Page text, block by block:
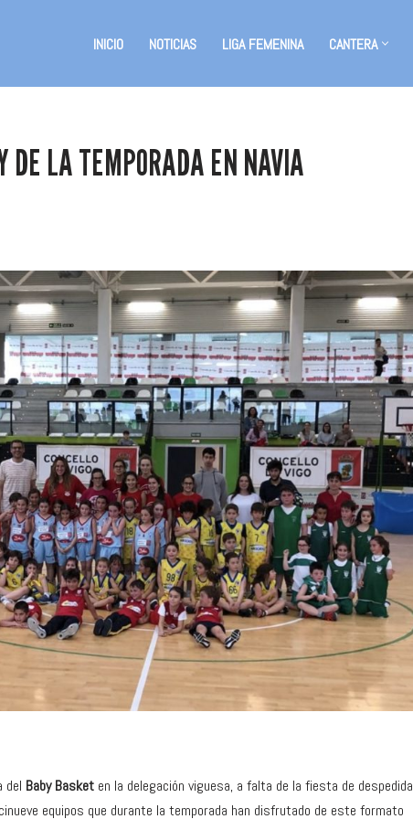
INICIO NOTICIAS LIGA FEMENINA CANTERA
DE LA TEMPORADA EN NAVIA
del Baby Basket en la delegación viguesa, a falta de la fiesta de despedida
equipos que durante la temporada han disfrutado de este formato